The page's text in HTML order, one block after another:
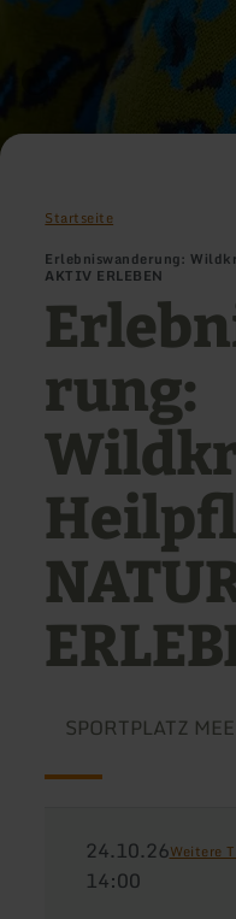
Startseite
Erlebniswanderung:
AKTIV ERLEBEN
rung:
SPORTPLATZ
24.10.26Weitere
14:00